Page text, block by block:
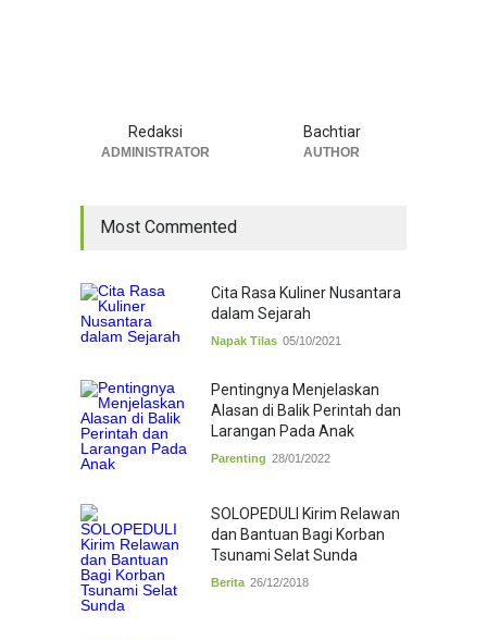
Redaksi
ADMINISTRATOR
Bachtiar
AUTHOR
Most Commented
Cita Rasa Kuliner Nusantara
dalam Sejarah
Napak Tilas 05/10/2021
Pentingnya Menjelaskan
Alasan di Balik Perintah dan
Larangan Pada Anak
Parenting 28/01/2022
SOLOPEDULI Kirim Relawan
dan Bantuan Bagi Korban
Tsunami Selat Sunda
Berita 26/12/2018